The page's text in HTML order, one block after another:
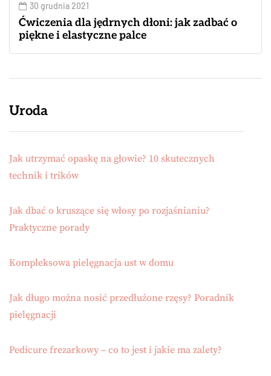
30 grudnia 2021
Ćwiczenia dla jędrnych dłoni: jak zadbać o
piękne i elastyczne palce
Uroda
Jak utrzymać opaskę na głowie? 10 skutecznych
technik i trików
Jak dbać o kruszące się włosy po rozjaśnianiu?
Praktyczne porady
Kompleksowa pielęgnacja ust w domu
Jak długo można nosić przedłużone rzęsy? Poradnik
pielęgnacji
Pedicure frezarkowy – co to jest i jakie ma zalety?